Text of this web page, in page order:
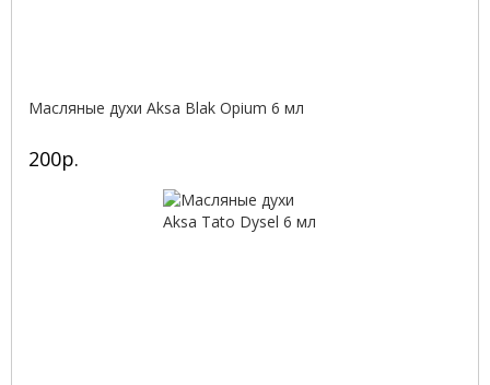
Масляные духи Aksa Blak Opium 6 мл
200р.